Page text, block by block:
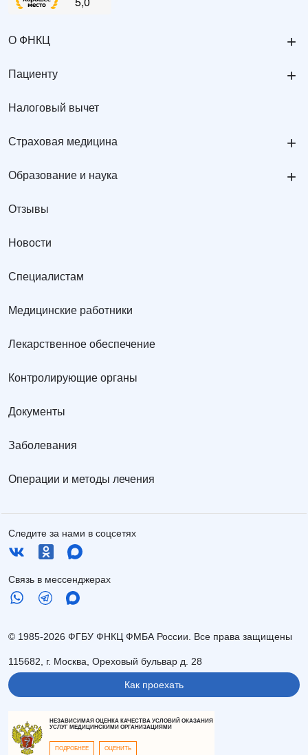
О ФНКЦ +
Пациенту +
Налоговый вычет
Страховая медицина +
Образование и наука +
Отзывы
Новости
Специалистам
Медицинские работники
Лекарственное обеспечение
Контролирующие органы
Документы
Заболевания
Операции и методы лечения
Следите за нами в соцсетях
Связь в мессенджерах
© 1985-2026 ФГБУ ФНКЦ ФМБА России. Все права защищены
115682, г. Москва, Ореховый бульвар д. 28
Как проехать
НЕЗАВИСИМАЯ ОЦЕНКА КАЧЕСТВА УСЛОВИЙ ОКАЗАНИЯ
УСЛУГ МЕДИЦИНСКИМИ ОРГАНИЗАЦИЯМИ
ПОДРОБНЕЕ ОЦЕНИТЬ